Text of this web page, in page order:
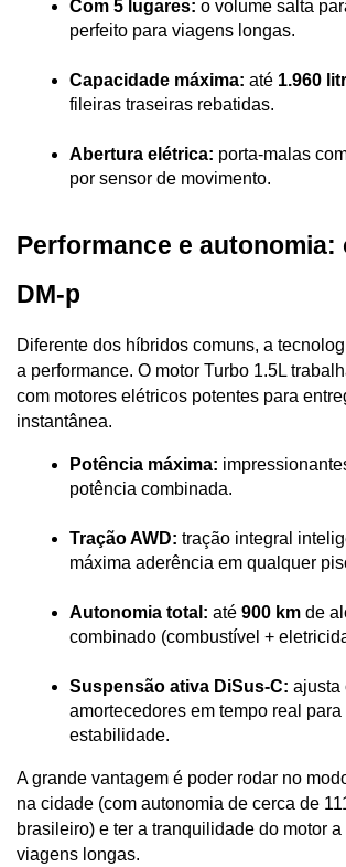
Com 5 lugares: o volume salta
perfeito para viagens longas.
Capacidade máxima: até 1.960
fileiras traseiras rebatidas.
Abertura elétrica: porta-malas
por sensor de movimento.
Performance e autonomia:
DM-p
Diferente dos híbridos comuns, a
a performance. O motor Turbo 1.5L
com motores elétricos potentes para
instantânea.
Potência máxima:
potência combinada.
Tração AWD: tração integral
máxima aderência em qualquer
Autonomia total: até 900 km de
combinado (combustível +
Suspensão ativa DiSus-C: ajusta
amortecedores em tempo real para
estabilidade.
A grande vantagem é poder rodar no
na cidade (com autonomia de cerca de
brasileiro) e ter a tranquilidade do motor
viagens longas.